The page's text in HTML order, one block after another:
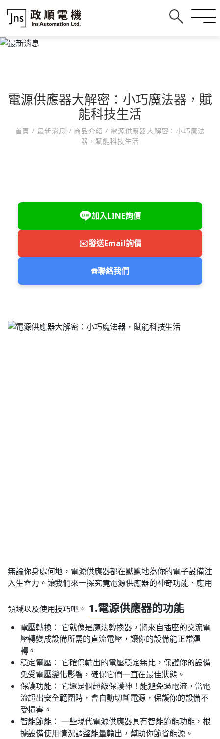
電源供應器大解密：小巧魔法器，賦
能科技生活
首頁/ 最新消息 / 商品介紹/ 電源供應器大解密：小巧魔法
器，賦能科技生活
加入LINE詢價
✉️發送Email詢價
☎️聯絡我們
無論你身處何地，電源供應器都在默默地為你的電子設備注
入生命力。讓我們來一探究竟電源供應器的神奇功能、應用
領域以及使用技巧吧。 1.電源供應器的功能
電壓轉換： 它就像是魔法轉換器，將來自插座的交流電
壓轉變成設備所需的直流電壓，讓你的設備能正常運
轉。
穩定電壓： 它確保輸出的電壓穩定無比，保護你的設備
免受電壓變化影響，確保它們一直在最佳狀態。
保護功能： 它還是個超級保護神！能避免過電流，當電
流超出安全範圍時，會自動切斷電源，保護你的設備不
受損害。
智能節能： 一些現代電源供應器具有智能節能功能，根
據設備使用情況調整能量輸出，幫助你節省能源。